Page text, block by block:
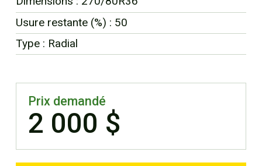
Usure restante (%) : 50
Type : Radial
Prix demandé
2 000 $
EN